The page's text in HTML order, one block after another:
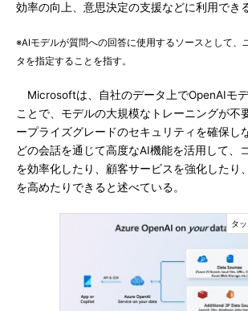
効率の向上、意思決定の支援などに利用できる
※AIモデルが質問への回答に使用するソースとして、
タを指定することを指す。
Microsoftは、自社のデータ上でOpenAIモ
ことで、モデルの大規模なトレーニングが不
ープライズグレードのセキュリティを確保し
どの会話を通じて高度なAI機能を活用して、
を効率化したり、顧客サービスを強化したり
を高めたりできると述べている。